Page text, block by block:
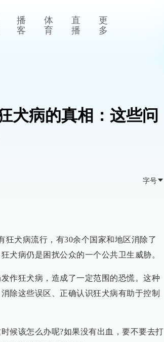
播
客
体
育
直
播
更
多
犬病的真相：这些问
字号
狂犬病流行，有30余个国家和地区消除了
犬病仍是困扰公众的一个公共卫生威胁。
作狂犬病，造成了一定范围的恐慌。这种
除这些误区、正确认识狂犬病有助于控制
候该怎么办呢?如果没有出血，要不要去打